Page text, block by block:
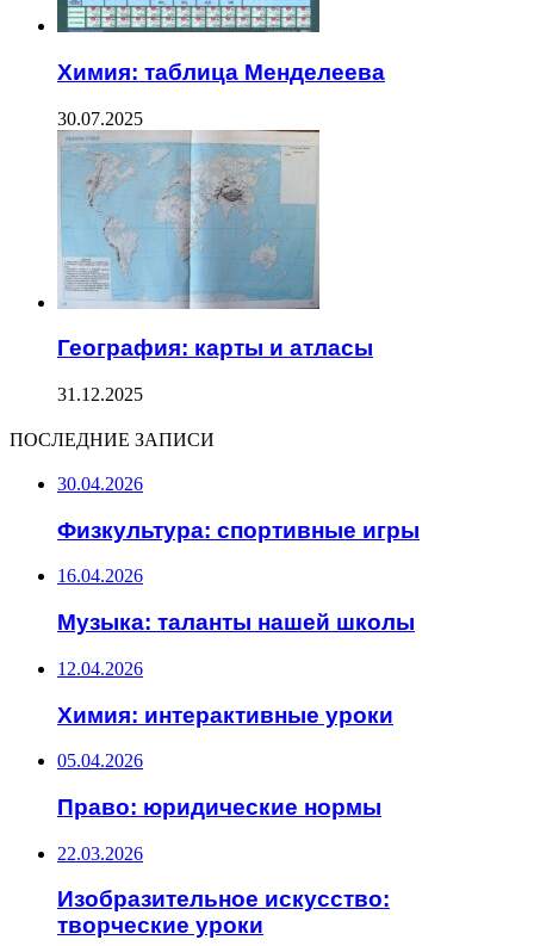
Химия: таблица Менделеева
30.07.2025
География: карты и атласы
31.12.2025
ПОСЛЕДНИЕ ЗАПИСИ
30.04.2026
Физкультура: спортивные игры
16.04.2026
Музыка: таланты нашей школы
12.04.2026
Химия: интерактивные уроки
05.04.2026
Право: юридические нормы
22.03.2026
Изобразительное искусство:
творческие уроки